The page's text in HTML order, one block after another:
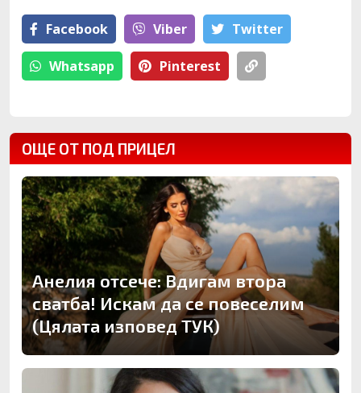
Facebook Viber Тwitter
Whatsapp Pinterest
ОЩЕ ОТ ПОД ПРИЦЕЛ
Анелия отсече: Вдигам втора
сватба! Искам да се повеселим
(Цялата изповед ТУК)